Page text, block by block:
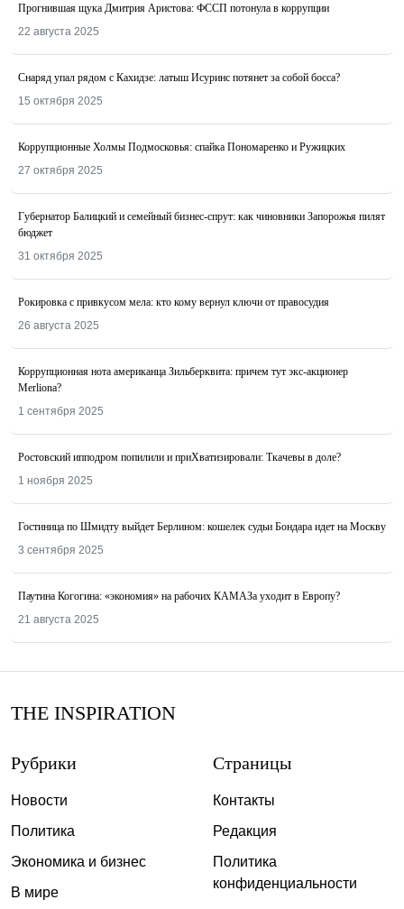
Прогнившая щука Дмитрия Аристова: ФССП потонула в коррупции
22 августа 2025
Снаряд упал рядом с Кахидзе: латыш Исуринс потянет за собой босса?
15 октября 2025
Коррупционные Холмы Подмосковья: спайка Пономаренко и Ружицких
27 октября 2025
Губернатор Балицкий и семейный бизнес-спрут: как чиновники Запорожья пилят
бюджет
31 октября 2025
Рокировка с привкусом мела: кто кому вернул ключи от правосудия
26 августа 2025
Коррупционная нота американца Зильберквита: причем тут экс-акционер
Merliona?
1 сентября 2025
Ростовский ипподром попилили и приХватизировали: Ткачевы в доле?
1 ноября 2025
Гостиница по Шмидту выйдет Берлином: кошелек судьи Бондара идет на Москву
3 сентября 2025
Паутина Когогина: «экономия» на рабочих КАМАЗа уходит в Европу?
21 августа 2025
THE INSPIRATION
Рубрики
Новости
Политика
Экономика и бизнес
В мире
Страницы
Контакты
Редакция
Политика
конфиденциальности